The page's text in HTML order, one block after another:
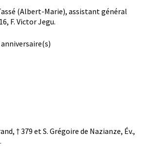
(Albert-Marie), assistant général
F. Victor Jegu.
† 379 et S. Grégoire de Nazianze, Év.,